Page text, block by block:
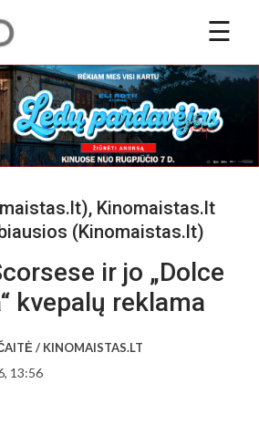
, Kinomaistas.lt
(Kinomaistas.lt)
ir jo „Dolce
kvepalų reklama
/ KINOMAISTAS.LT
13:56